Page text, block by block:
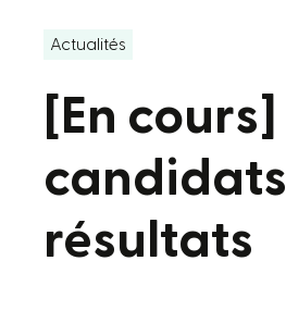
Actualités
[En
résultats